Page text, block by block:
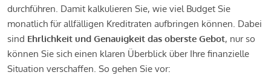
durchführen. Damit kalkulieren Sie, wie viel Budget Sie
monatlich für allfälligen Kreditraten aufbringen können. Dabei
sind Ehrlichkeit und Genauigkeit das oberste Gebot, nur so
können Sie sich einen klaren Überblick über Ihre finanzielle
Situation verschaffen. So gehen Sie vor: